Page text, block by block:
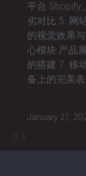
平台 Shopify
劣对比 5. 网
的视觉效果
心模块 产品
的搭建 7. 移
备上的完美
January 27,